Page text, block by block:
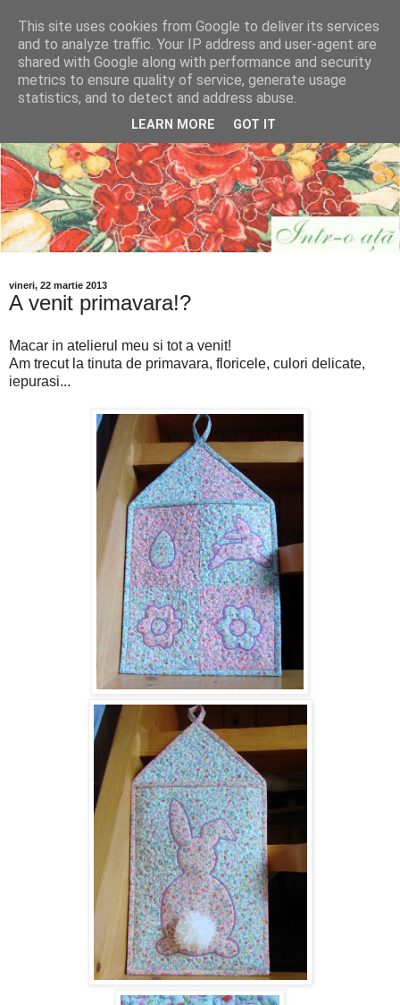
vineri, 22 martie 2013
A venit primavara!?
Macar in atelierul meu si tot a venit!
Am trecut la tinuta de primavara, floricele, culori delicate,
iepurasi...
This site uses cookies from Google to deliver its services
and to analyze traffic. Your IP address and user-agent are
shared with Google along with performance and security
metrics to ensure quality of service, generate usage
statistics, and to detect and address abuse.
LEARN MORE GOT IT